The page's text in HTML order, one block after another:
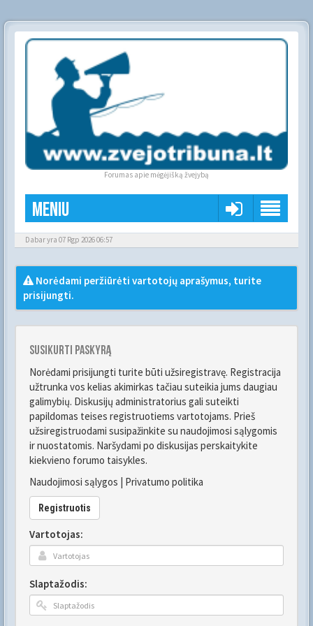
Forumas apie mėgėjišką žvejybą
Meniu
Dabar yra 07 Rgp 2026 06:57
Norėdami peržiūrėti vartotojų aprašymus, turite
prisijungti.
Susikurti paskyrą
Norėdami prisijungti turite būti užsiregistravę. Registracija
užtrunka vos kelias akimirkas tačiau suteikia jums daugiau
galimybių. Diskusijų administratorius gali suteikti
papildomas teises registruotiems vartotojams. Prieš
užsiregistruodami susipažinkite su naudojimosi sąlygomis
ir nuostatomis. Naršydami po diskusijas perskaitykite
kiekvieno forumo taisykles.
Naudojimosi sąlygos | Privatumo politika
Registruotis
Vartotojas:
Slaptažodis: